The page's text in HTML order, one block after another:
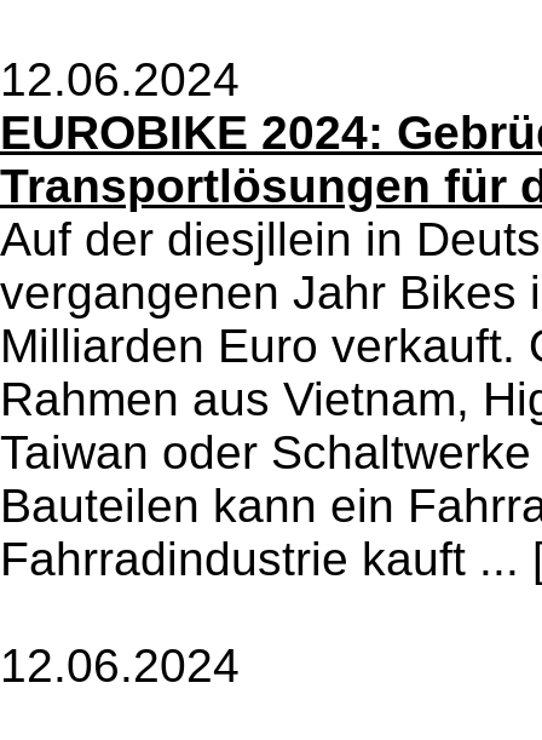
12.06.2024
EUROBIKE 2024:
Transportlösungen für
Auf der diesjllein in
vergangenen Jahr Bikes
Milliarden Euro verkauft.
Rahmen aus Vietnam,
Taiwan oder
Bauteilen kann ein
Fahrradindustrie kauft ...
12.06.2024